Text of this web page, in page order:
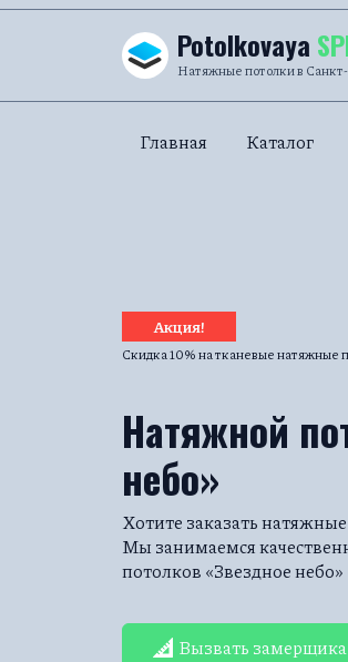
Перейти к содержанию
Potolkovaya
Натяжные потолки в
Главная Каталог
Акция!
Скидка 10% на тканевые натяжные
Натяжной
небо»
Хотите заказать
Мы занимаемся
потолков «Звездное небо»
Вызвать замерщика